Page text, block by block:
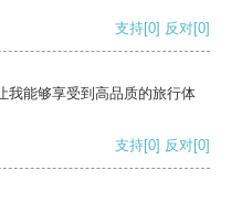
支持[0] 反对[0]
我能够享受到高品质的旅行体
支持[0] 反对[0]